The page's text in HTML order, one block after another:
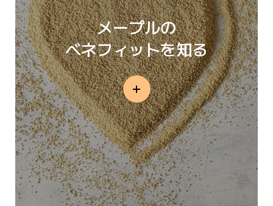
メープルの
ベネフィットを知る